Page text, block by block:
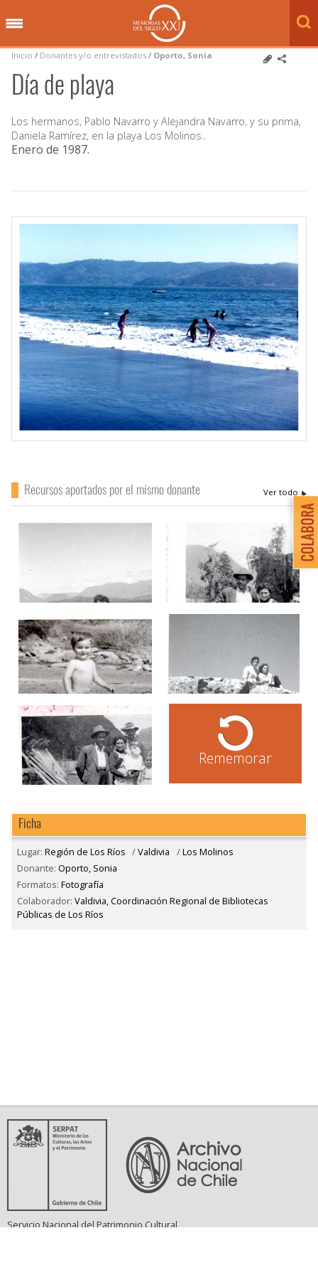
Inicio / Donantes y/o entrevistados / Oporto, Sonia
Día de playa
Los hermanos, Pablo Navarro y Alejandra Navarro, y su prima,
Daniela Ramírez, en la playa Los Molinos..
Enero de 1987.
Recursos aportados por el mismo donante
Rememorar
Ficha
Lugar: Región de Los Ríos /Valdivia /Los Molinos
Donante: Oporto, Sonia
Formatos: Fotografía
Colaborador: Valdivia, Coordinación Regional de Bibliotecas
Públicas de Los Ríos
Servicio Nacional del Patrimonio Cultural